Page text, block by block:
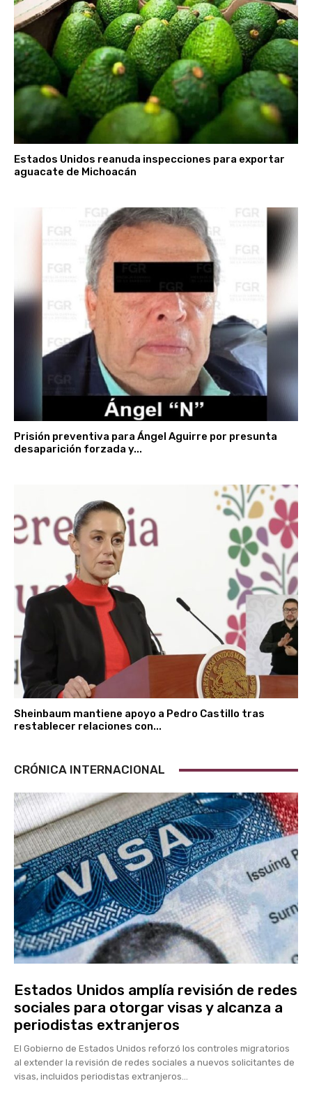
Estados Unidos reanuda inspecciones para exportar
aguacate de Michoacán
Prisión preventiva para Ángel Aguirre por presunta
desaparición forzada y...
Sheinbaum mantiene apoyo a Pedro Castillo tras
restablecer relaciones con...
CRÓNICA INTERNACIONAL
Estados Unidos amplía revisión de redes
sociales para otorgar visas y alcanza a
periodistas extranjeros
El Gobierno de Estados Unidos reforzó los controles migratorios
al extender la revisión de redes sociales a nuevos solicitantes de
visas, incluidos periodistas extranjeros...